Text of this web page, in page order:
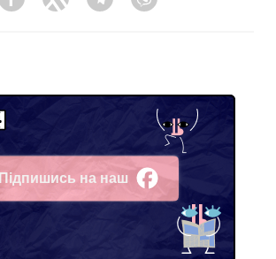
FacebookTwitter Telegram
Підпишись на наш
Facebook